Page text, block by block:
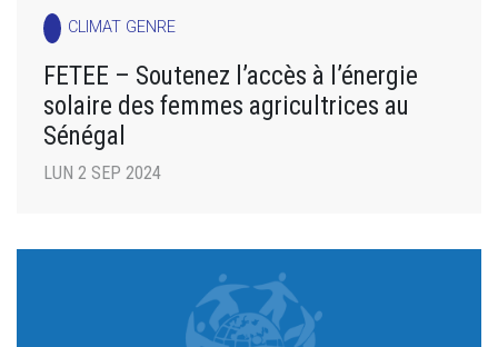
CLIMAT GENRE
FETEE – Soutenez l’accès à l’énergie
solaire des femmes agricultrices au
Sénégal
LUN 2 SEP 2024